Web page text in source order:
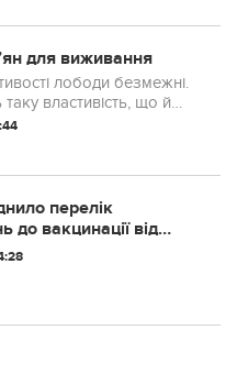
для виживання
лободи безмежні.
властивість, що й
і після пожежі
перелік
до вакцинації від